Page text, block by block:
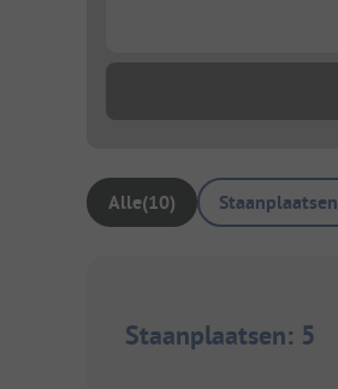
Alle(10) Staanplaatsen
Staanplaatsen: 5